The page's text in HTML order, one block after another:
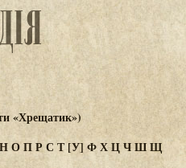
«Хрещатик»)
НОПР СТ[У] ФХЦЧШЩ